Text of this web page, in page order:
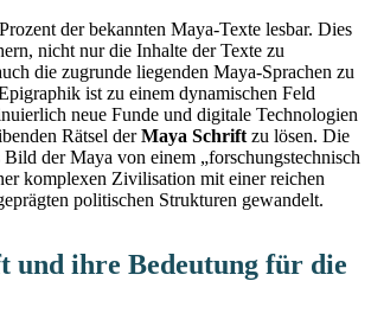
der bekannten Maya-Texte lesbar. Dies
nicht nur die Inhalte der Texte zu
die zugrunde liegenden Maya-Sprachen zu
ist zu einem dynamischen Feld
neue Funde und digitale Technologien
Rätsel derMaya Schrift zu lösen. Die
der Maya von einem „forschungstechnisch
komplexen Zivilisation mit einer reichen
politischen Strukturen gewandelt.
und ihre Bedeutung für die